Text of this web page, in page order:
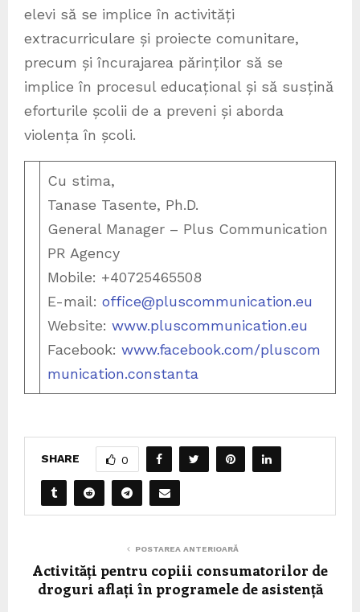
elevi să se implice în activități
extracurriculare și proiecte comunitare,
precum și încurajarea părinților să se
implice în procesul educațional și să susțină
eforturile școlii de a preveni și aborda
violența în școli.
Cu stima,
Tanase Tasente, Ph.D.
General Manager – Plus Communication
PR Agency
Mobile: +40725465508
E-mail: office@pluscommunication.eu
Website: www.pluscommunication.eu
Facebook: www.facebook.com/pluscom
munication.constanta
SHARE 0
POSTAREA ANTERIOARĂ
Activități pentru copiii consumatorilor de
droguri aflați în programele de asistență